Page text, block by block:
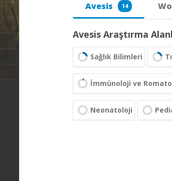
Avesis 14
Avesis Araştırma
Sağlık Bilimleri
İmmünoloji ve
Neonatoloji